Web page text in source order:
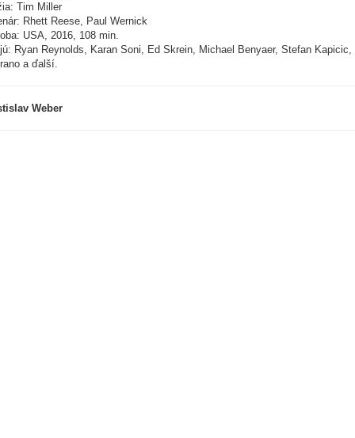
Tim Miller
Rhett Reese, Paul Wernick
USA, 2016, 108 min.
Ryan Reynolds, Karan Soni, Ed Skrein, Michael Benyaer, Stefan
a ďalší.
Weber